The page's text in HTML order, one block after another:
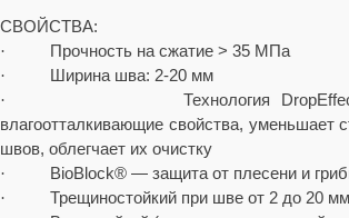
СВОЙСТВА:
· Прочность на сжатие > 35 МПа
· Ширина шва: 2-20 мм
· Технология DropEff
влагоотталкивающие свойства, уменьшает
швов, облегчает их очистку
· BioBlock® — защита от плесени и
· Трещиностойкий при шве от 2 до 20 мм